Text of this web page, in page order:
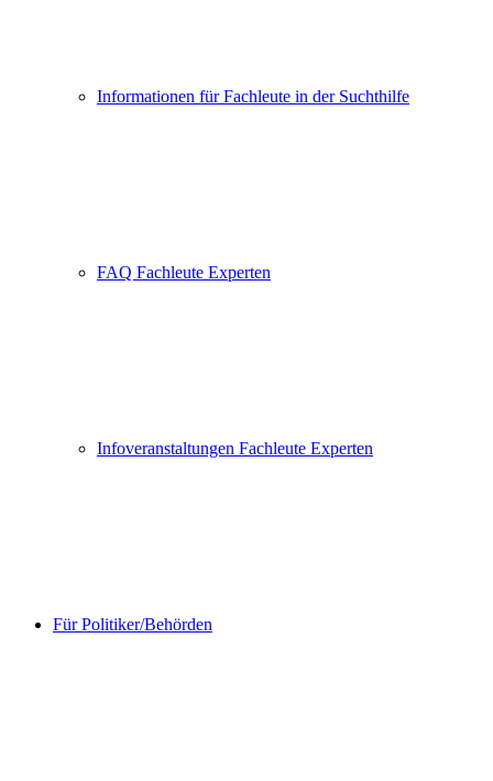
Informationen für Fachleute in der Suchthilfe
FAQ Fachleute Experten
Infoveranstaltungen Fachleute Experten
Für Politiker/Behörden